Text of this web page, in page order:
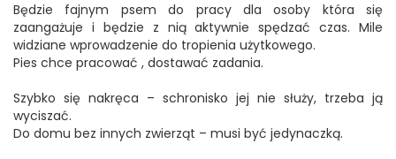
Będzie fajnym psem do pracy dla osoby która się
zaangażuje i będzie z nią aktywnie spędzać czas. Mile
widziane wprowadzenie do tropienia użytkowego.
Pies chce pracować , dostawać zadania.
Szybko się nakręca – schronisko jej nie służy, trzeba ją
wyciszać.
Do domu bez innych zwierząt – musi być jedynaczką.